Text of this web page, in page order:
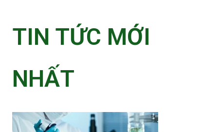
TIN TỨC MỚI
NHẤT